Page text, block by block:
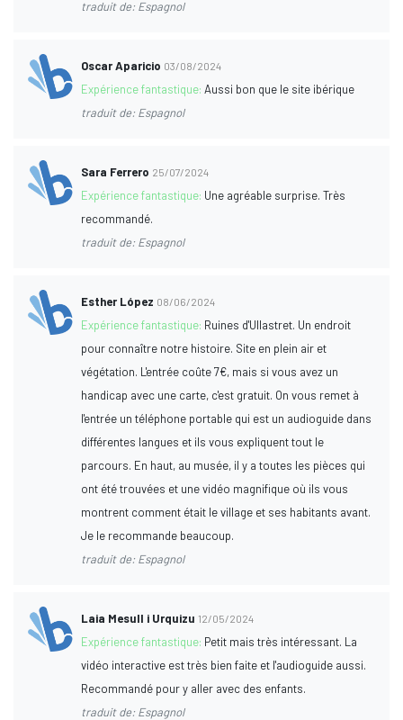
traduit de: Espagnol
Oscar Aparicio 03/08/2024
Expérience fantastique:Aussi bon que le site ibérique
traduit de: Espagnol
Sara Ferrero 25/07/2024
Expérience fantastique: Une agréable surprise. Très
recommandé.
traduit de: Espagnol
Esther López 08/06/2024
Expérience fantastique: Ruines d'Ullastret. Un endroit
pour connaître notre histoire. Site en plein air et
végétation. L'entrée coûte 7€, mais si vous avez un
handicap avec une carte, c'est gratuit. On vous remet à
l'entrée un téléphone portable qui est un audioguide dans
différentes langues et ils vous expliquent tout le
parcours. En haut, au musée, il y a toutes les pièces qui
ont été trouvées et une vidéo magnifique où ils vous
montrent comment était le village et ses habitants avant.
Je le recommande beaucoup.
traduit de: Espagnol
Laia Mesull i Urquizu 12/05/2024
Expérience fantastique: Petit mais très intéressant. La
vidéo interactive est très bien faite et l'audioguide aussi.
Recommandé pour y aller avec des enfants.
traduit de: Espagnol